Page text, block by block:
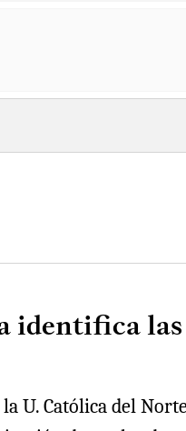
identifica las
U. Católica del